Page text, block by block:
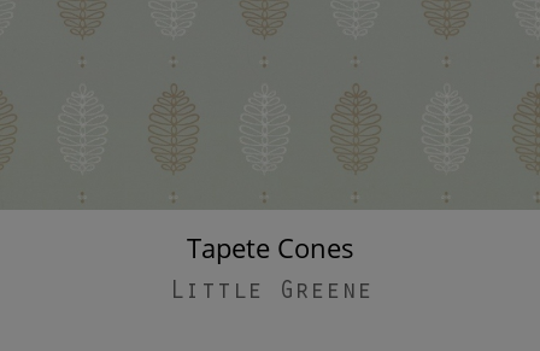
Tapete Cones
Little Greene